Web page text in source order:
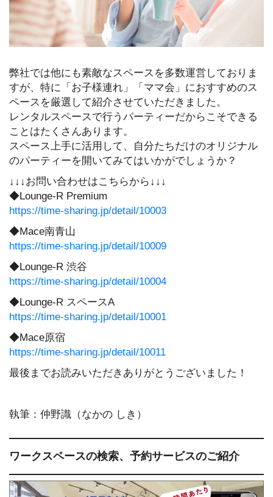
弊社では他にも素敵なスペースを多数運営しておりま
すが、特に「お子様連れ」「ママ会」におすすめのス
ペースを厳選して紹介させていただきました。
レンタルスペースで行うパーティーだからこそできる
ことはたくさんあります。
スペース上手に活用して、自分たちだけのオリジナル
のパーティーを開いてみてはいかがでしょうか？
↓↓↓お問い合わせはこちらから↓↓↓
◆Lounge-R Premium
https://time-sharing.jp/detail/10003
◆Mace南青山
https://time-sharing.jp/detail/10009
◆Lounge-R 渋谷
https://time-sharing.jp/detail/10004
◆Lounge-R スペースA
https://time-sharing.jp/detail/10001
◆Mace原宿
https://time-sharing.jp/detail/10011
最後までお読みいただきありがとうございました！
執筆：仲野識（なかの しき）
ワークスペースの検索、予約サービスのご紹介